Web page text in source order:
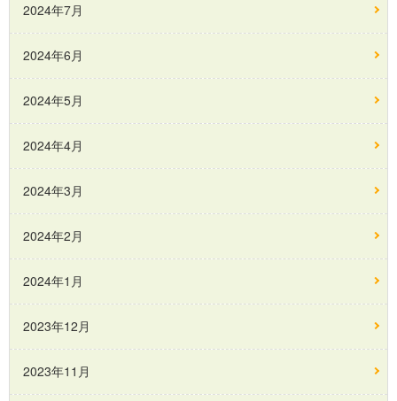
2024年7月
2024年6月
2024年5月
2024年4月
2024年3月
2024年2月
2024年1月
2023年12月
2023年11月